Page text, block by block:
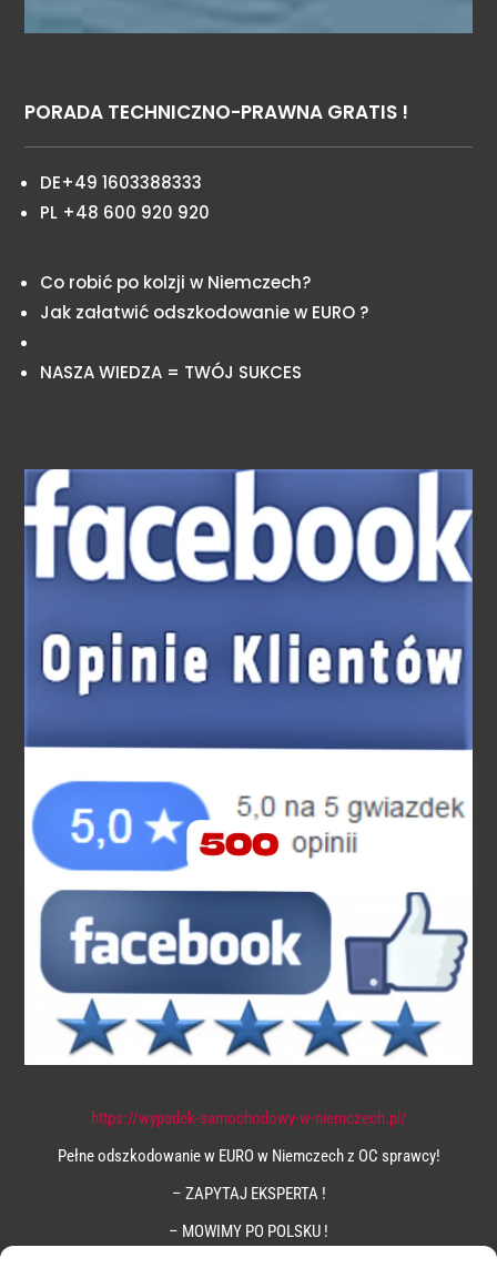
PORADA TECHNICZNO-PRAWNA GRATIS !
DE+49 1603388333
PL +48 600 920 920
Co robić po kolzji w Niemczech?
Jak załatwić odszkodowanie w EURO ?
NASZA WIEDZA = TWÓJ SUKCES
https://wypadek-samochodowy-w-niemczech.pl/
Pełne odszkodowanie w EURO w Niemczech z OC sprawcy!
– ZAPYTAJ EKSPERTA !
– MOWIMY PO POLSKU !